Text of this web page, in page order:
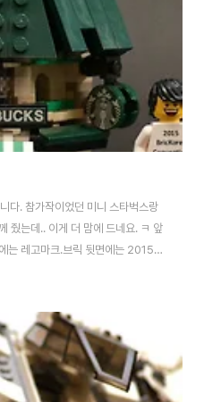
다. 참가작이었던 미니 스타벅스랑
줬는데.. 이게 더 맘에 드네요. ㅋ 앞
는 레고마크.브릭 뒷면에는 2015
시.. 대강 만든 느낌의 피규어보